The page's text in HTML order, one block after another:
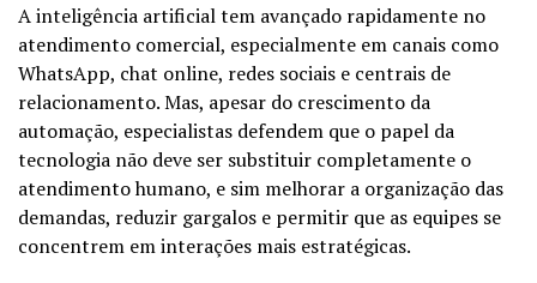
A inteligência artificial tem avançado rapidamente no
atendimento comercial, especialmente em canais como
WhatsApp, chat online, redes sociais e centrais de
relacionamento. Mas, apesar do crescimento da
automação, especialistas defendem que o papel da
tecnologia não deve ser substituir completamente o
atendimento humano, e sim melhorar a organização das
demandas, reduzir gargalos e permitir que as equipes se
concentrem em interações mais estratégicas.